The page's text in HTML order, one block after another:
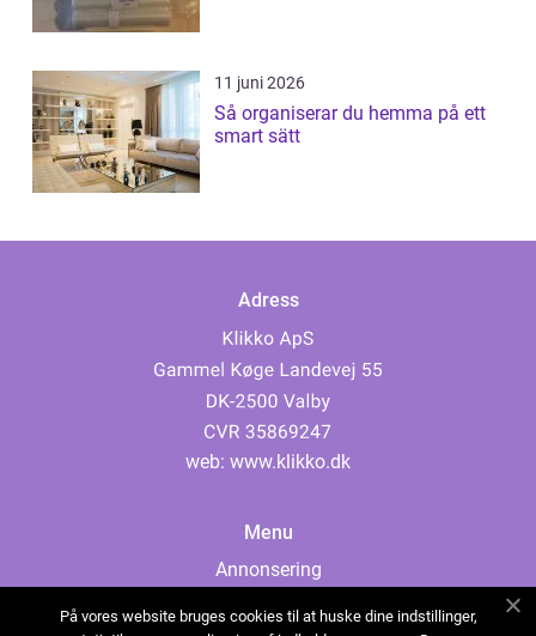
11 juni 2026
Så organiserar du hemma på ett
smart sätt
Adress
web: www.klikko.dk
Menu
Annonsering
På vores website bruges cookies til at huske dine indstillinger,